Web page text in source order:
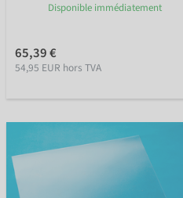
Disponible immédiatement
65,39 €
54,95 EUR hors TVA